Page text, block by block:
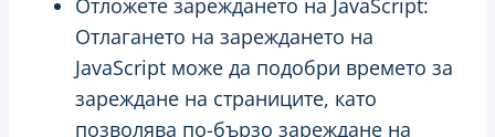
Отложете зареждането на JavaScript:
Отлагането на зареждането на
JavaScript може да подобри времето за
зареждане на страниците, като
позволява по-бързо зареждане на